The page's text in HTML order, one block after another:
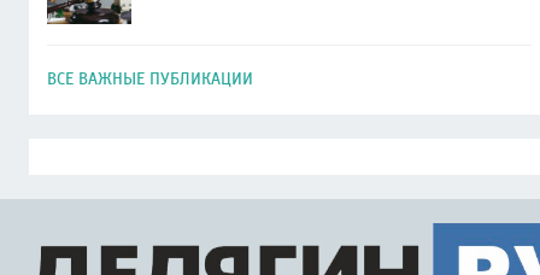
ВСЕ ВАЖНЫЕ ПУБЛИКАЦИИ